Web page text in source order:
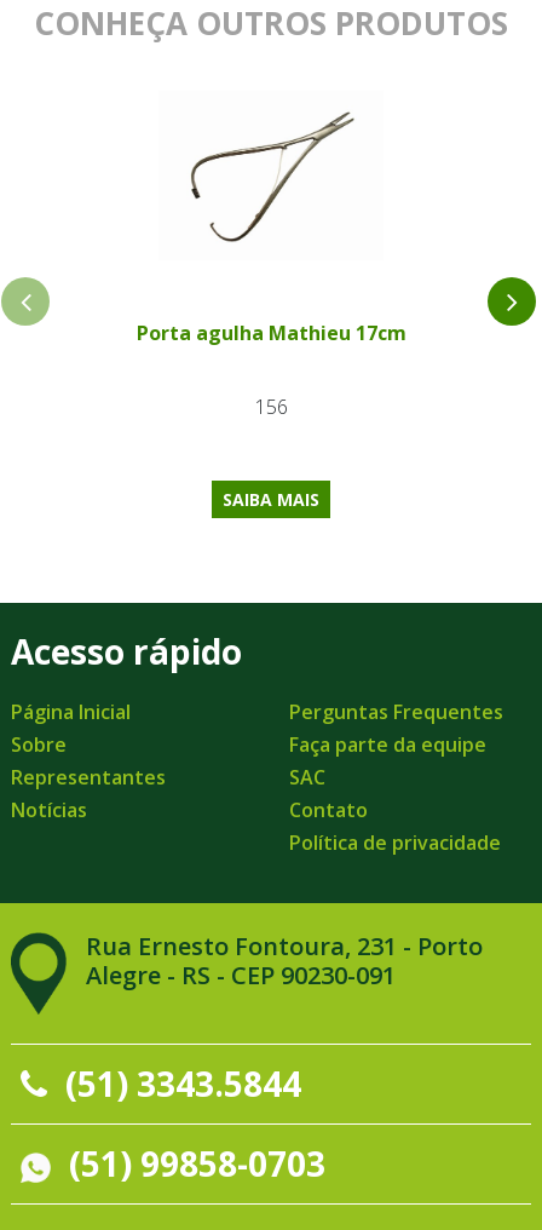
CONHEÇA OUTROS PRODUTOS
Porta agulha Mathieu 17cm
156
SAIBA MAIS
Acesso rápido
Página Inicial
Sobre
Representantes
Notícias
Perguntas Frequentes
Faça parte da equipe
SAC
Contato
Política de privacidade
Rua Ernesto Fontoura, 231 - Porto
Alegre - RS - CEP 90230-091
(51) 3343.5844
(51) 99858-0703